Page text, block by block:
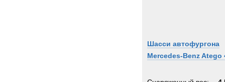
Шасси автофургона
Mercedes-Benz Atego